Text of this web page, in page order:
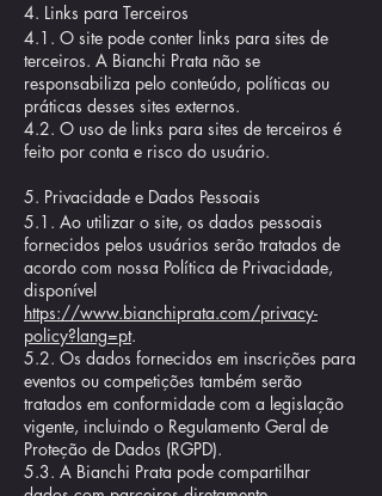
4. Links para Terceiros
4.1. O site pode conter links para sites de
terceiros. A Bianchi Prata não se
responsabiliza pelo conteúdo, políticas ou
práticas desses sites externos.
4.2. O uso de links para sites de terceiros é
feito por conta e risco do usuário.
5. Privacidade e Dados Pessoais
5.1. Ao utilizar o site, os dados pessoais
fornecidos pelos usuários serão tratados de
acordo com nossa Política de Privacidade,
disponível
https://www.bianchiprata.com/privacy-
policy?lang=pt.
5.2. Os dados fornecidos em inscrições para
eventos ou competições também serão
tratados em conformidade com a legislação
vigente, incluindo o Regulamento Geral de
Proteção de Dados (RGPD).
5.3. A Bianchi Prata pode compartilhar